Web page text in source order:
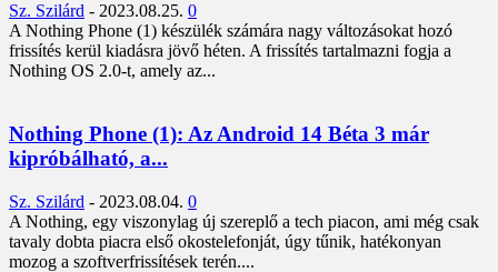
Sz. Szilárd - 2023.08.25. 0
A Nothing Phone (1) készülék számára nagy változásokat hozó
frissítés kerül kiadásra jövő héten. A frissítés tartalmazni fogja a
Nothing OS 2.0-t, amely az...
Nothing Phone (1): Az Android 14 Béta 3 már
kipróbálható, a...
Sz. Szilárd - 2023.08.04. 0
A Nothing, egy viszonylag új szereplő a tech piacon, ami még csak
tavaly dobta piacra első okostelefonját, úgy tűnik, hatékonyan
mozog a szoftverfrissítések terén....